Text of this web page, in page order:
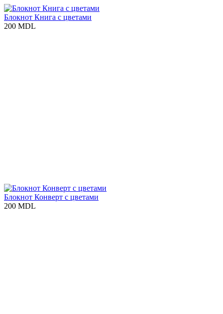
Блокнот Книга с цветами
200 MDL
Блокнот Конверт с цветами
200 MDL